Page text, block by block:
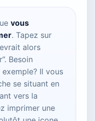
vous
. Tapez sur
alors
Besoin
exemple? Il vous
se situant en
vers la
imprimer une